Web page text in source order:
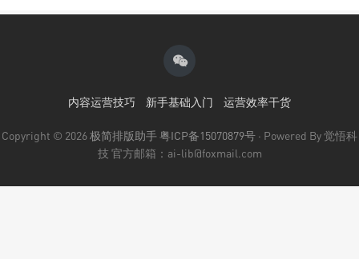
内容运营技巧 新手基础入门 运营效率干货
Copyright © 2026极简排版助手粤ICP备15070879号 · Powered By 觉悟科
技 官方邮箱：ai-lib@foxmail.com